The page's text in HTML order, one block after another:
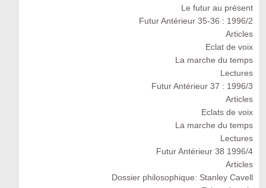
Le futur au présent
Futur Antérieur 35-36 : 1996/2
Articles
Eclat de voix
La marche du temps
Lectures
Futur Antérieur 37 : 1996/3
Articles
Eclats de voix
La marche du temps
Lectures
Futur Antérieur 38 1996/4
Articles
Dossier philosophique: Stanley Cavell